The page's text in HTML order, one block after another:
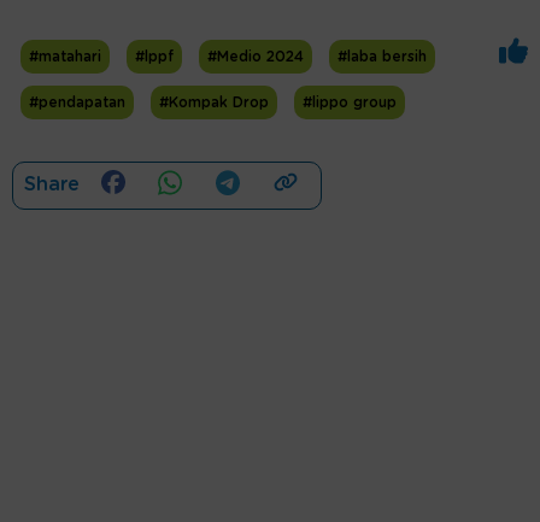
#matahari #lppf #Medio 2024 #laba bersih
#pendapatan #Kompak Drop #lippo group
Share